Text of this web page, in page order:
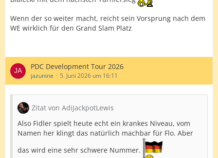
Wenn der so weiter macht, reicht sein Vorsprung nach dem
WE wirklich für den Grand Slam Platz
PDC Development Tour 2026
jazunine 5. Juni 2026 um 16:11
Zitat von AdiJackpotLewis
Also Fidler spielt heute echt ein krankes Niveau, vom
Namen her klingt das natürlich machbar für Flo. Aber
das wird eine sehr schwere Nummer.